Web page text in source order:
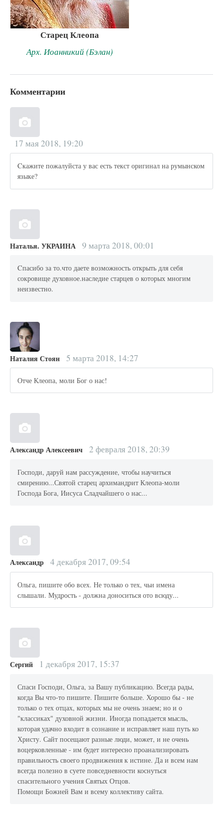
Старец Клеопа
Арх. Иоанникий (Бэлан)
Комментарии
17 мая 2018, 19:20
Cкажите пожалуйста у вас есть текст оригинал на румынском
языке?
Наталья. УКРАИНА 9 марта 2018, 00:01
Cпасибо за то.что даете возможность открыть для себя
сокровище духовное.наследие старцев о которых многим
неизвестно.
Наталия Стоян 5 марта 2018, 14:27
Отче Клеопа, моли Бог о нас!
Александр Алексеевич 2 февраля 2018, 20:39
Господи, даруй нам рассуждение, чтобы научиться
смирению...Святой старец архимандрит Клеопа-моли
Господа Бога, Иисуса Сладчайшего о нас...
Александр 4 декабря 2017, 09:54
Ольга, пишите обо всех. Не только о тех, чьи имена
слышали. Мудрость - должна доноситься ото всюду...
Сергий 1 декабря 2017, 15:37
Спаси Господи, Ольга, за Вашу публикацию. Всегда рады,
когда Вы что-то пишите. Пишите больше. Хорошо бы - не
только о тех отцах, которых мы не очень знаем; но и о
"классиках" духовной жизни. Иногда попадается мысль,
которая удачно входит в сознание и исправляет наш путь ко
Христу. Сайт посещают разные люди, может, и не очень
воцерковленные - им будет интересно проанализировать
правильность своего продвижения к истине. Да и всем нам
всегда полезно в суете повседневности коснуться
спасительного учения Святых Отцов.
Помощи Божией Вам и всему коллективу сайта.